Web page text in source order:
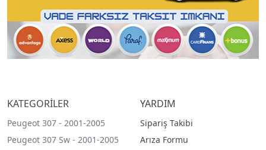
KATEGORİLER
Peugeot 307 - 2001-2005
Peugeot 307 Sw - 2001-2005
YARDIM
Sipariş Takibi
Arıza Formu